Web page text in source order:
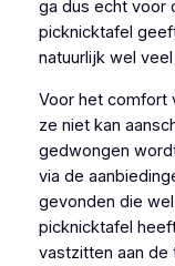
ga dus echt voor
picknicktafel
natuurlijk wel
Voor het comfort
ze niet kan
gedwongen
via de
gevonden die
picknicktafel
vastzitten aan de